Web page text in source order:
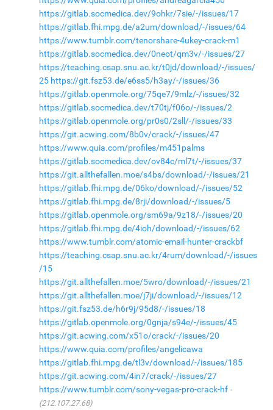
https://gitlab.socmedica.dev/9ohkr/7sie/-/issues/17
https://gitlab.fhi.mpg.de/a2um/download/-/issues/64
https://www.tumblr.com/tenorshare-4ukey-crack-m1
https://gitlab.socmedica.dev/0neot/qm3v/-/issues/27
https://teaching.csap.snu.ac.kr/t0jd/download/-/issues/
25 https://git.fsz53.de/e6ss5/h3ay/-/issues/36
https://gitlab.openmole.org/75qe7/9mlz/-/issues/32
https://gitlab.socmedica.dev/t70tj/f06o/-/issues/2
https://gitlab.openmole.org/pr0s0/2sll/-/issues/33
https://git.acwing.com/8b0v/crack/-/issues/47
https://www.quia.com/profiles/m451palms
https://gitlab.socmedica.dev/ov84c/ml7t/-/issues/37
https://git.allthefallen.moe/s4bs/download/-/issues/21
https://gitlab.fhi.mpg.de/06ko/download/-/issues/52
https://gitlab.fhi.mpg.de/8rji/download/-/issues/5
https://gitlab.openmole.org/sm69a/9z18/-/issues/20
https://gitlab.fhi.mpg.de/4ioh/download/-/issues/62
https://www.tumblr.com/atomic-email-hunter-crackbf
https://teaching.csap.snu.ac.kr/4rum/download/-/issues
/15
https://git.allthefallen.moe/5wro/download/-/issues/21
https://git.allthefallen.moe/j7ji/download/-/issues/12
https://git.fsz53.de/h6r9j/95d8/-/issues/18
https://gitlab.openmole.org/0gnja/s94e/-/issues/45
https://git.acwing.com/x51o/crack/-/issues/20
https://www.quia.com/profiles/angelicawa
https://gitlab.fhi.mpg.de/tl3v/download/-/issues/185
https://git.acwing.com/4in7/crack/-/issues/27
https://www.tumblr.com/sony-vegas-pro-crack-hf
(212.107.27.68)